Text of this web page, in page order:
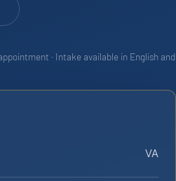
· Intake available in English and
VA